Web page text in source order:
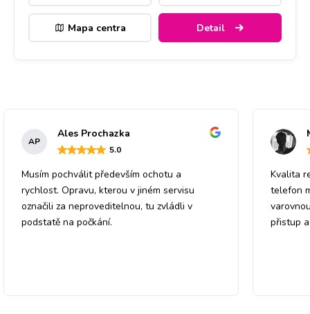
Mapa centra Detail
AP
Ales Prochazka
5.0
Musím pochválit především ochotu a
rychlost. Opravu, kterou v jiném servisu
označili za neproveditelnou, tu zvládli v
podstatě na počkání.
Kvalita
telefon
přistup